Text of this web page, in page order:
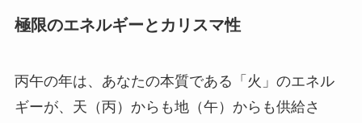
極限のエネルギーとカリスマ性
丙午の年は、あなたの本質である「火」のエネル
ギーが、天（丙）からも地（午）からも供給さ